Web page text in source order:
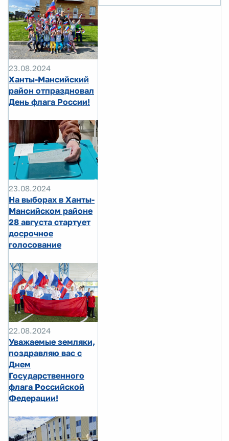
23.08.2024
Ханты-Мансийский
район отпраздновал
День флага России!
23.08.2024
На выборах в Ханты-
Мансийском районе
28 августа стартует
досрочное
голосование
22.08.2024
Уважаемые земляки,
поздравляю вас с
Днем
Государственного
флага Российской
Федерации!